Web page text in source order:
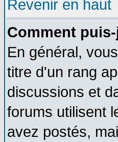
Revenir en haut
Comment
En général,
titre d'un rang
discussions et
forums utilisent
avez postés,